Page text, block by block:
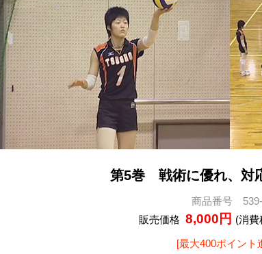
第5巻 戦術に優れ、対
商品番号
販売価格 8,000円 (消費
[最大400ポイント